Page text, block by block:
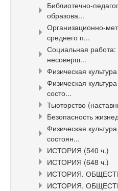
Библиотечно-
образова...
Организационно-
среднего п...
Социальная работа:
несоверш...
Физическая
Физическая
состо...
Тьюторство
Безопасность
Физическая
состоян...
ИСТОРИЯ (540 ч.)
ИСТОРИЯ (648 ч.)
ИСТОРИЯ.
ИСТОРИЯ.